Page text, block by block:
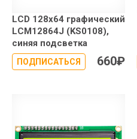
LCD 128x64 графический
LCM12864J (KS0108),
синяя подсветка
ПОДПИСАТЬСЯ 660₽